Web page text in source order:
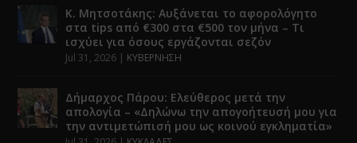
Κ. Μητσοτάκης: Αυξάνεται το αφορολόγητο
στα tips από €300 στα €500 τον μήνα – Τι
ισχύει για όσους εργάζονται σεζόν
Jul 31, 2026 | ΚΥΒΕΡΝΗΣΗ
Δήμαρχος Πάρου: Ελεύθερος μετά την
απολογία – «Δηλώνω την απογοήτευσή μου για
την αντιμετώπισή μου ως κοινού εγκληματία»